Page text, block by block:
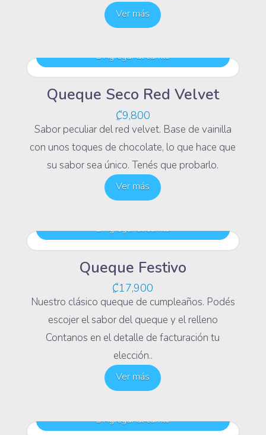
Ver más
Queque Seco Red Velvet
₡9,800
Sabor peculiar del red velvet. Base de vainilla
con unos toques de chocolate, lo que hace que
su sabor sea único. Tenés que probarlo.
Agregar al carrito
Ver más
Queque Festivo
₡17,900
Nuestro clásico queque de cumpleaños. Podés
escojer el sabor del queque y el relleno
Contanos en el detalle de facturación tu
elección..
Agregar al carrito
Ver más
Agregar al carrito